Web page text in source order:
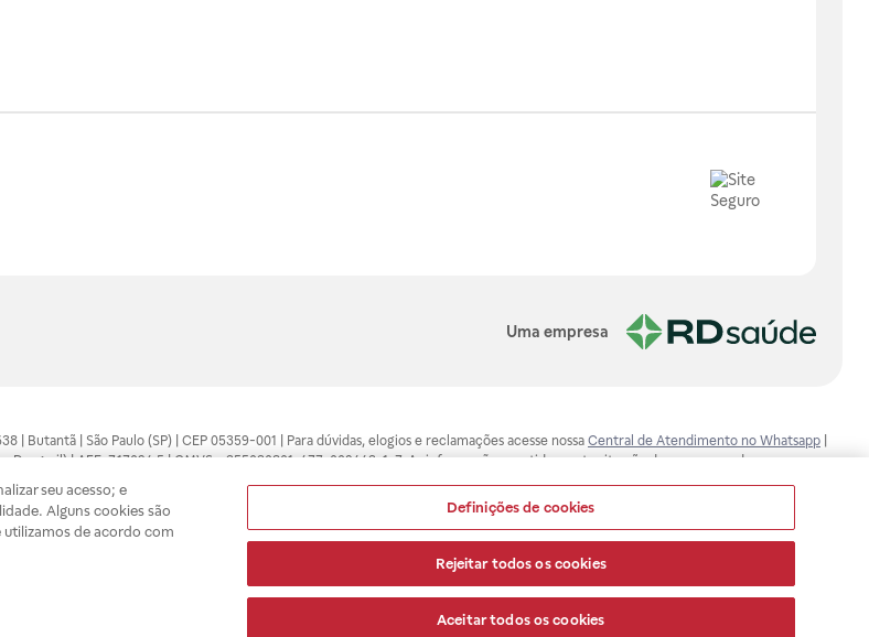
Uma empresa
| Butantã | São Paulo (SP) | CEP 05359-001 | Para dúvidas, elogios e reclamações acesse nossa Central de Atendimento no Whatsapp
Drogasil) | AFE: 7.17094.5 | CMVS - 355030801-477-002443-1-7. As informações contidas neste site não devem ser usadas para
médica. Somente o médico está apto a diagnosticar qualquer problema de saúde e prescrever o tratamento adequado. Ao
são válidos apenas para compras feitas pela internet. Maiores esclarecimentos, consultar o site: www.anvisa.gov.br. A Raia Drogasil
compras com tranquilidade. A privacidade e a segurança dos clientes são compromissos da Raia Drogasil SA. Todos os pedidos
seu acesso; e
Alguns cookies são
utilizamos de acordo com
Definições de cookies
Rejeitar todos os cookies
Aceitar todos os cookies